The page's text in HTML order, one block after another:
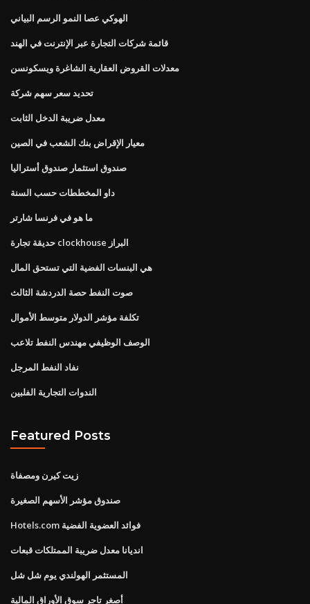
الهوكي عصا النمو الرسم البياني
قائمة شركات التجارة عبر الإنترنت في الهند
معدلات القروض العقارية الشاغرة ويسكونسن
تحديد سعر سهم شركة
معدل ضريبة الدخل الثابت
معيار الإقراض بنك الشعب في الصين
صندوق استثمار صندوق أستراليا
داو المخططات حسب السنة
ما هو في فرنسا شارتر
حديقة تجارة clockhouse البراز
هي البنسات الفضية التي تستحق المال
صوت النفط حصة الدردشة الثالث
تكلفة مؤشر الدولار متوسط ​​الأموال
الوصف الوظيفي مهندس النفط تلاعب
نفاد النفط المرجل
الندوات التجارية الفلبين
Featured Posts
زيت كيرن ومصفاة
صندوق مؤشر الأسهم الصغيرة
Hotels.com فوائد العضوية الفضية
انديانا معدل ضريبة الممتلكات قبعات
المستثمر الهولندي يوم شل شل
أصغر تاجر سوق الأوراق المالية